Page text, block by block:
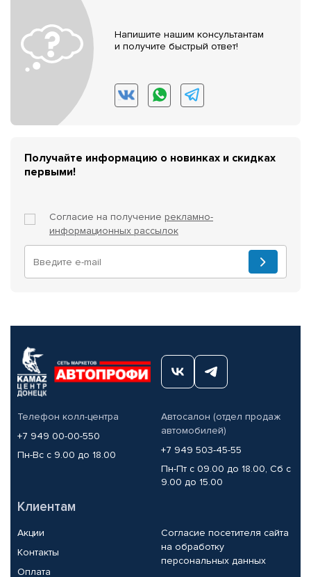
Напишите нашим консультантам
и получите быстрый ответ!
Получайте информацию о новинках и скидках
первыми!
Согласие на получение рекламно-
информационных рассылок
Телефон колл-центра
+7 949 00-00-550
Пн-Вс с 9.00 до 18.00
Автосалон (отдел продаж
автомобилей)
+7 949 503-45-55
Пн-Пт с 09.00 до 18.00, Сб с
9.00 до 15.00
Клиентам
Акции
Контакты
Оплата
Согласие посетителя сайта
на обработку
персональных данных